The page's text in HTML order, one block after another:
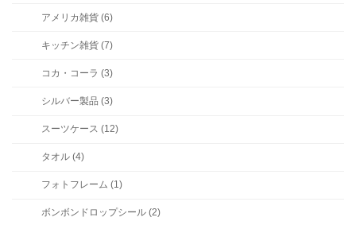
アメリカ雑貨 (6)
キッチン雑貨 (7)
コカ・コーラ (3)
シルバー製品 (3)
スーツケース (12)
タオル (4)
フォトフレーム (1)
ボンボンドロップシール (2)